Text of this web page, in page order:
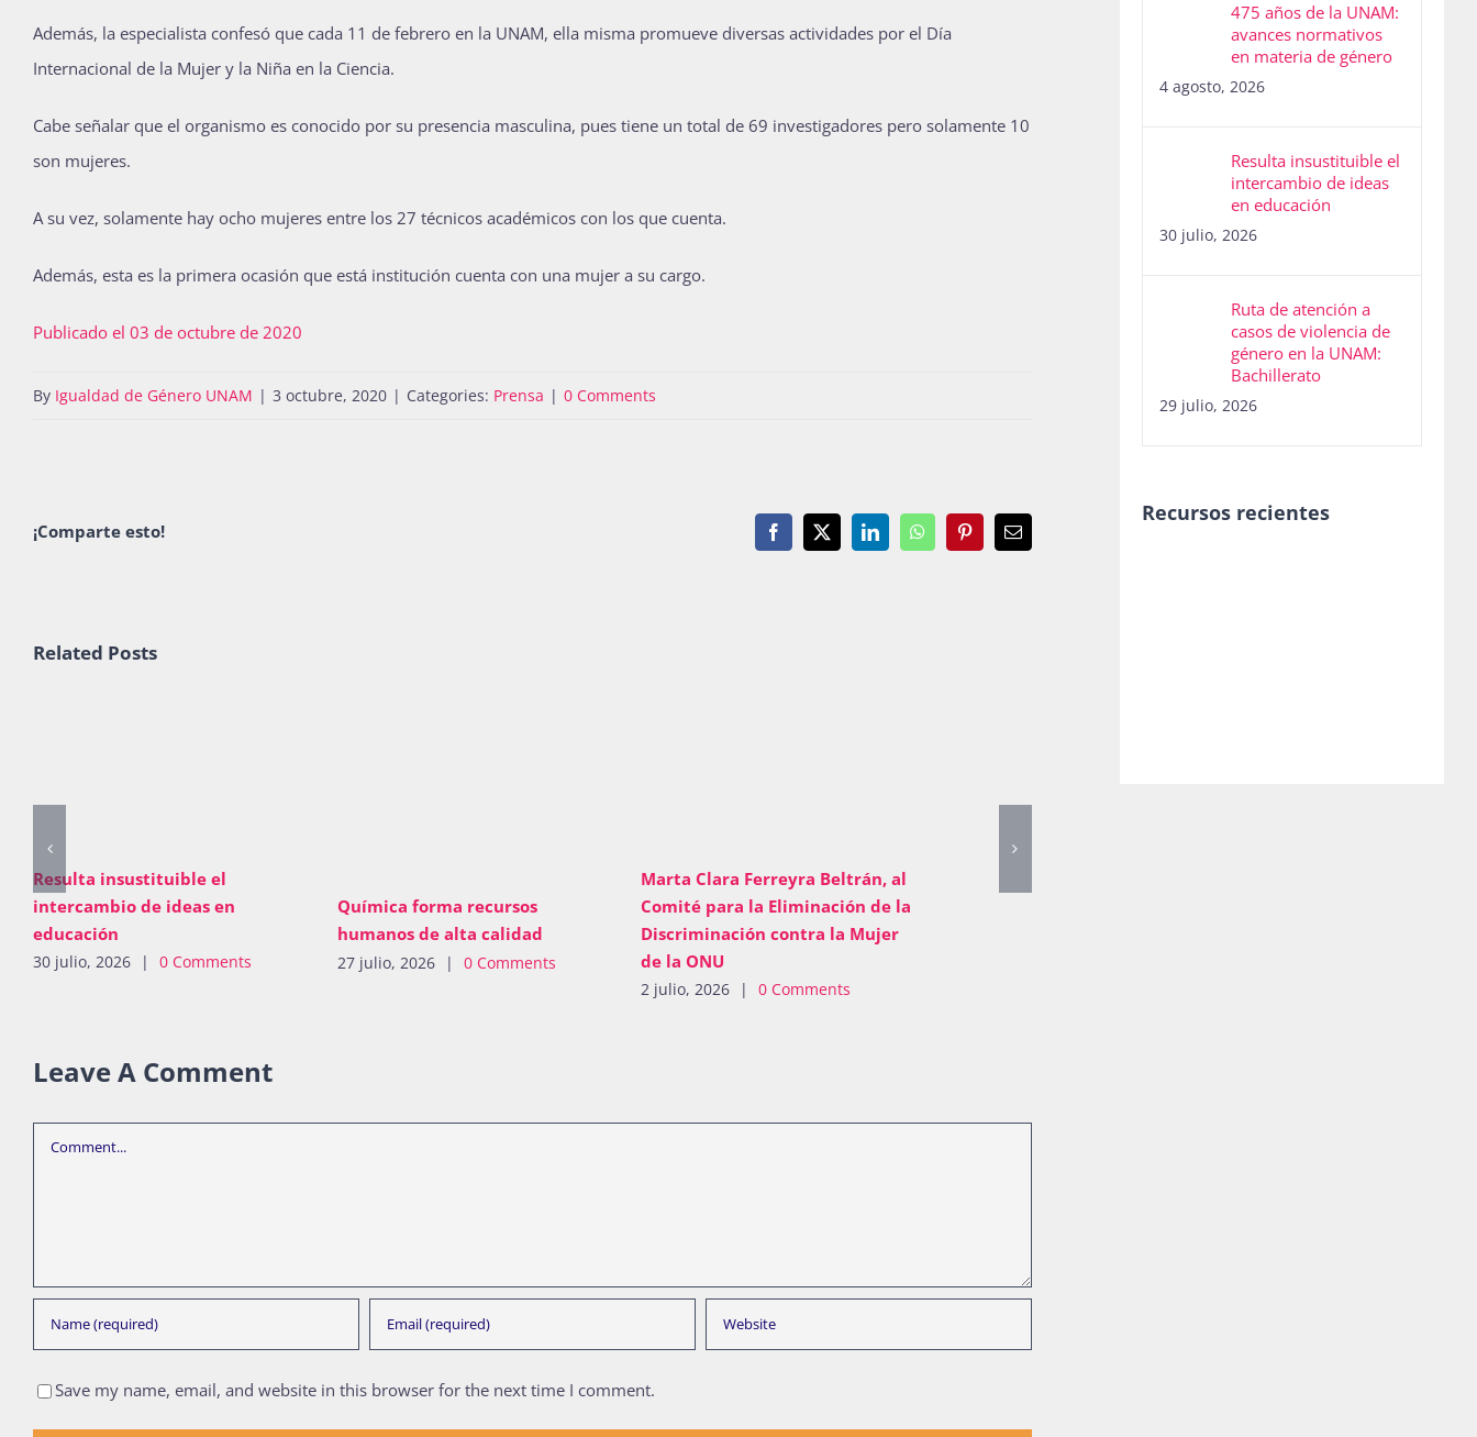
Además, la especialista confesó que cada 11 de febrero en la UNAM, ella misma promueve diversas actividades por el Día
Internacional de la Mujer y la Niña en la Ciencia.
Cabe señalar que el organismo es conocido por su presencia masculina, pues tiene un total de 69 investigadores pero solamente 10
son mujeres.
A su vez, solamente hay ocho mujeres entre los 27 técnicos académicos con los que cuenta.
Además, esta es la primera ocasión que está institución cuenta con una mujer a su cargo.
Publicado el 03 de octubre de 2020
By Igualdad de Género UNAM | 3 octubre, 2020 | Categories: Prensa | 0 Comments
¡Comparte esto! Facebook
X LinkedInWhatsAppPinterestEmail
Related Posts
Resulta insustituible el
intercambio de ideas en
educación
30 julio, 2026 | 0 Comments
Química forma recursos
humanos de alta calidad
27 julio, 2026 | 0 Comments
Marta Clara Ferreyra Beltrán, al
Comité para la Eliminación de la
Discriminación contra la Mujer
de la ONU
2 julio, 2026 | 0 Comments
Leave A Comment
Comment
Save my name, email, and website in this browser for the next time I comment.
475 años de la UNAM:
avances normativos
en materia de género
4 agosto, 2026
Resulta insustituible el
intercambio de ideas
en educación
30 julio, 2026
Ruta de atención a
casos de violencia de
género en la UNAM:
Bachillerato
29 julio, 2026
Recursos recientes